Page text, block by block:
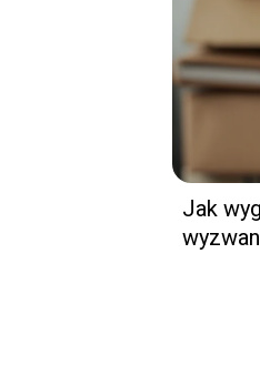
Jak